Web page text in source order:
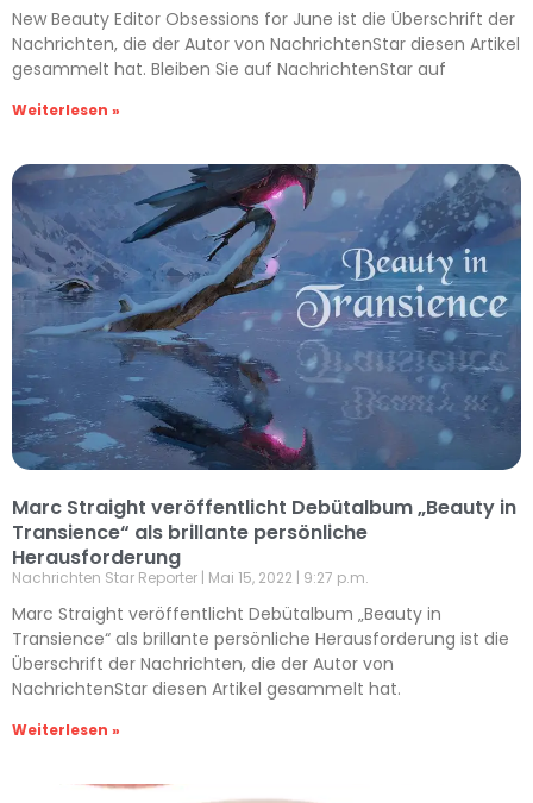
New Beauty Editor Obsessions for June ist die Überschrift der
Nachrichten, die der Autor von NachrichtenStar diesen Artikel
gesammelt hat. Bleiben Sie auf NachrichtenStar auf
Weiterlesen »
Marc Straight veröffentlicht Debütalbum „Beauty in
Transience“ als brillante persönliche
Herausforderung
Nachrichten Star Reporter Mai 15, 2022 9:27 p.m.
Marc Straight veröffentlicht Debütalbum „Beauty in
Transience“ als brillante persönliche Herausforderung ist die
Überschrift der Nachrichten, die der Autor von
NachrichtenStar diesen Artikel gesammelt hat.
Weiterlesen »